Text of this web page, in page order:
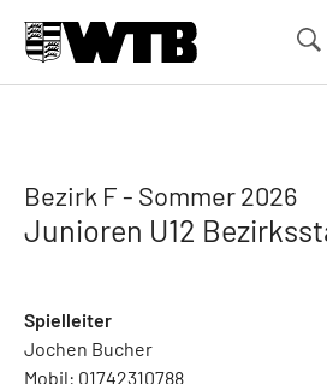
Bezirk F - Sommer 2026
Junioren U12
Spielleiter
Jochen Bucher
Mobil: 01742310788